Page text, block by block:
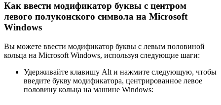
Как ввести модификатор буквы с центром
левого полуконского символа на Microsoft
Windows
Вы можете ввести модификатор буквы с левым половиной
кольца на Microsoft Windows, используя следующие шаги:
Удерживайте клавишу Alt и нажмите следующую, чтобы
введите букву модификатора, центрированное левое
половину кольца на машине Windows: